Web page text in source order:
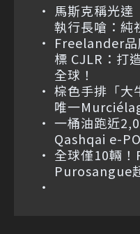
馬斯克稱光達
執行長嗆：純
Freelander品
標 CJLR：打
全球！
棕色手排「大
唯一
一桶油跑近
Qashqai e-
全球僅10輛
Purosangue